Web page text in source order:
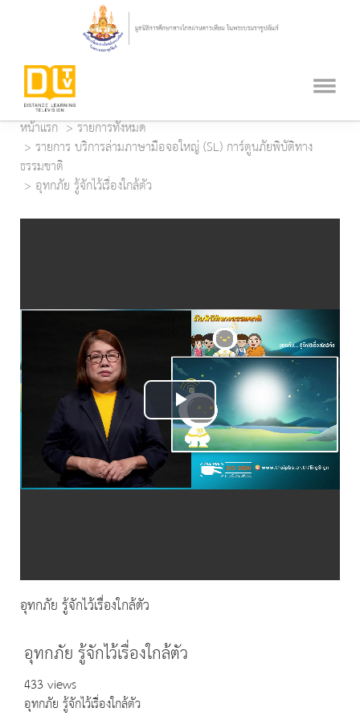
หน้าแรก
รายการทั้งหมด
รายการ บริการล่ามภาษามือจอใหญ่ (SL) การ์ตูนภัยพิบัติทาง
ธรรมชาติ
อุทกภัย รู้จักไว้เรื่องใกล้ตัว
Play
Video
อุทกภัย รู้จักไว้เรื่องใกล้ตัว
อุทกภัย รู้จักไว้เรื่องใกล้ตัว
433 views
อุทกภัย รู้จักไว้เรื่องใกล้ตัว